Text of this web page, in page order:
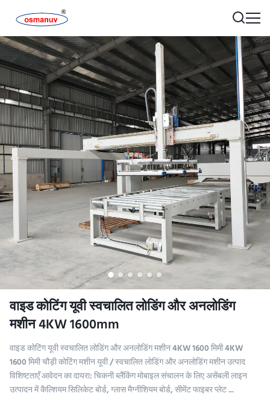
वाइड कोटिंग यूवी स्वचालित लोडिंग और अनलोडिंग
मशीन 4KW 1600mm
वाइड कोटिंग यूवी स्वचालित लोडिंग और अनलोडिंग मशीन 4KW 1600 मिमी 4KW
1600 मिमी चौड़ी कोटिंग मशीन यूवी / स्वचालित लोडिंग और अनलोडिंग मशीन उत्पाद
विशिष्टताएँ आवेदन का दायरा: चिकनी ब्लैंकिंग मोबाइल संचालन के लिए असेंबली लाइन
उत्पादन में कैल्शियम सिलिकेट बोर्ड, ग्लास मैग्नीशियम बोर्ड, सीमेंट फाइबर प्लेट ...